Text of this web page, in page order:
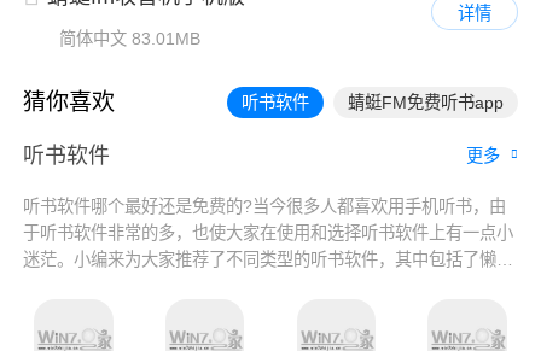
简体中文 83.01MB
详情
猜你喜欢 听书软件 蜻蜓FM免费听书app
听书软件 更多
听书软件哪个最好还是免费的?当今很多人都喜欢用手机听书，由
于听书软件非常的多，也使大家在使用和选择听书软件上有一点小
迷茫。小编来为大家推荐了不同类型的听书软件，其中包括了懒人
行选择使用哦。